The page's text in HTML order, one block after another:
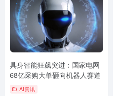
具身智能狂飙突进：国家电网
68亿采购大单砸向机器人赛道
AI资讯